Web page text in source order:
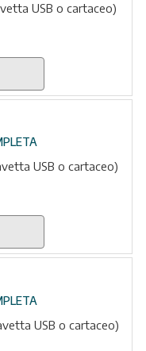
USB o cartaceo)
USB o cartaceo)
USB o cartaceo)